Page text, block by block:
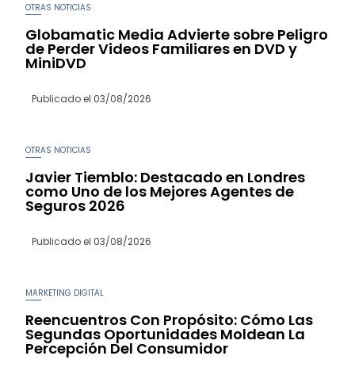
OTRAS NOTICIAS
Globamatic Media Advierte sobre Peligro
de Perder Videos Familiares en DVD y
MiniDVD
Publicado el 03/08/2026
OTRAS NOTICIAS
Javier Tiemblo: Destacado en Londres
como Uno de los Mejores Agentes de
Seguros 2026
Publicado el 03/08/2026
MARKETING DIGITAL
Reencuentros Con Propósito: Cómo Las
Segundas Oportunidades Moldean La
Percepción Del Consumidor